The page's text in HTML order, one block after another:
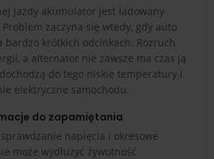
jazdy akumulator jest ładowany
zaczyna się wtedy, gdy auto
bardzo krótkich odcinkach. Rozruch
a alternator nie zawsze ma czas ją
do tego niskie temperatury i
elektryczne samochodu.
do zapamiętania
napięcia i okresowe
może wydłużyć żywotność